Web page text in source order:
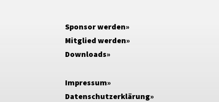
Sponsor werden
Mitglied werden
Downloads
Impressum
Datenschutzerklärung